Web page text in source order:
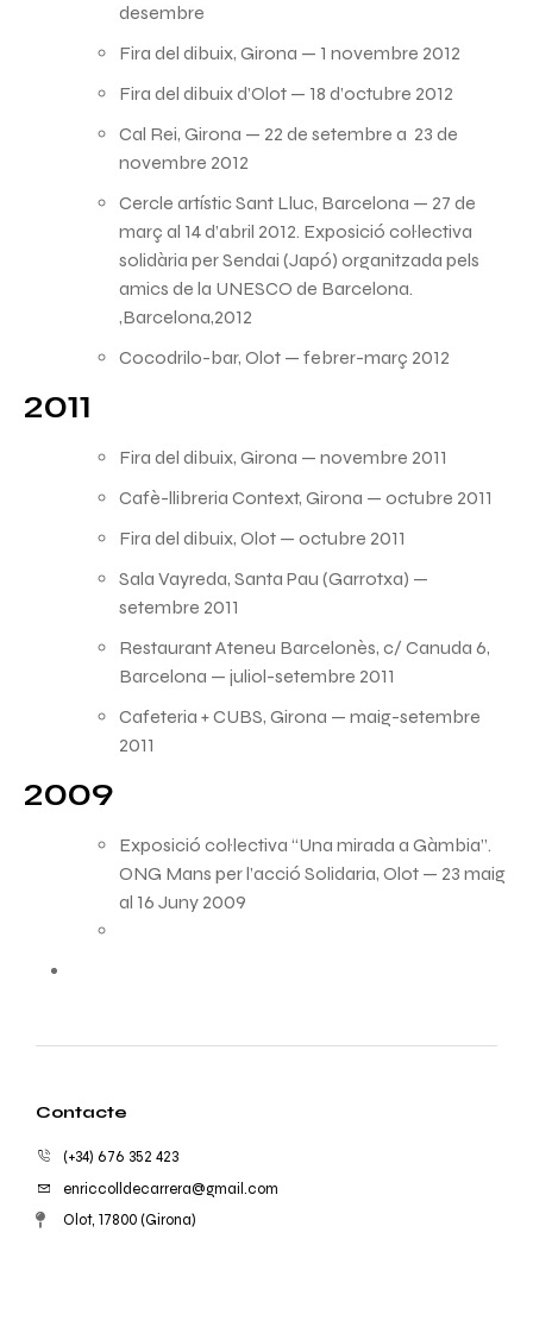
desembre
Fira del dibuix, Girona — 1 novembre 2012
Fira del dibuix d’Olot — 18 d’octubre 2012
Cal Rei, Girona — 22 de setembre a 23 de
novembre 2012
Cercle artístic Sant Lluc, Barcelona — 27 de
març al 14 d’abril 2012. Exposició col·lectiva
solidària per Sendai (Japó) organitzada pels
amics de la UNESCO de Barcelona.
,Barcelona,2012
Cocodrilo-bar, Olot — febrer-març 2012
2011
Fira del dibuix, Girona — novembre 2011
Cafè-llibreria Context, Girona — octubre 2011
Fira del dibuix, Olot — octubre 2011
Sala Vayreda, Santa Pau (Garrotxa) —
setembre 2011
Restaurant Ateneu Barcelonès, c/ Canuda 6,
Barcelona — juliol-setembre 2011
Cafeteria + CUBS, Girona — maig-setembre
2011
2009
Exposició col·lectiva “Una mirada a Gàmbia”.
ONG Mans per l’acció Solidaria, Olot — 23 maig
al 16 Juny 2009
Contacte
(+34) 676 352 423
enriccolldecarrera@gmail.com
Olot, 17800 (Girona)